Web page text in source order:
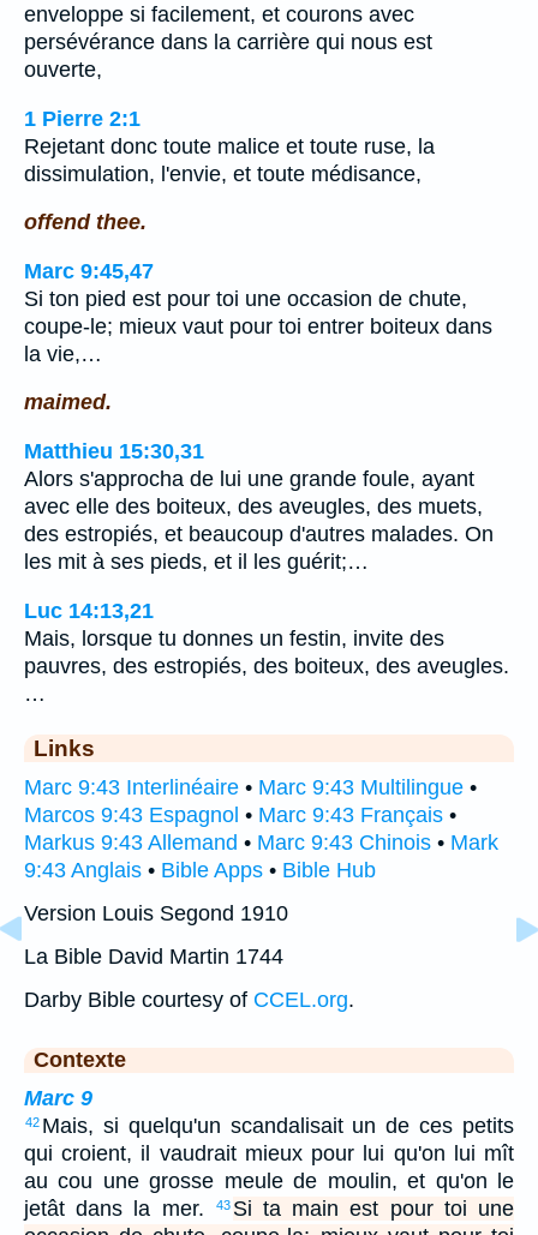
enveloppe si facilement, et courons avec
persévérance dans la carrière qui nous est
ouverte,
1 Pierre 2:1
Rejetant donc toute malice et toute ruse, la
dissimulation, l'envie, et toute médisance,
offend thee.
Marc 9:45,47
Si ton pied est pour toi une occasion de chute,
coupe-le; mieux vaut pour toi entrer boiteux dans
la vie,…
maimed.
Matthieu 15:30,31
Alors s'approcha de lui une grande foule, ayant
avec elle des boiteux, des aveugles, des muets,
des estropiés, et beaucoup d'autres malades. On
les mit à ses pieds, et il les guérit;…
Luc 14:13,21
Mais, lorsque tu donnes un festin, invite des
pauvres, des estropiés, des boiteux, des aveugles.
…
Links
Marc 9:43 Interlinéaire • Marc 9:43 Multilingue •
Marcos 9:43 Espagnol • Marc 9:43 Français •
Markus 9:43 Allemand • Marc 9:43 Chinois • Mark
9:43 Anglais • Bible Apps • Bible Hub
Version Louis Segond 1910
La Bible David Martin 1744
Darby Bible courtesy of CCEL.org.
Contexte
Marc 9
42 Mais, si quelqu'un scandalisait un de ces petits
qui croient, il vaudrait mieux pour lui qu'on lui mît
au cou une grosse meule de moulin, et qu'on le
jetât dans la mer.
43 Si ta main est pour toi une